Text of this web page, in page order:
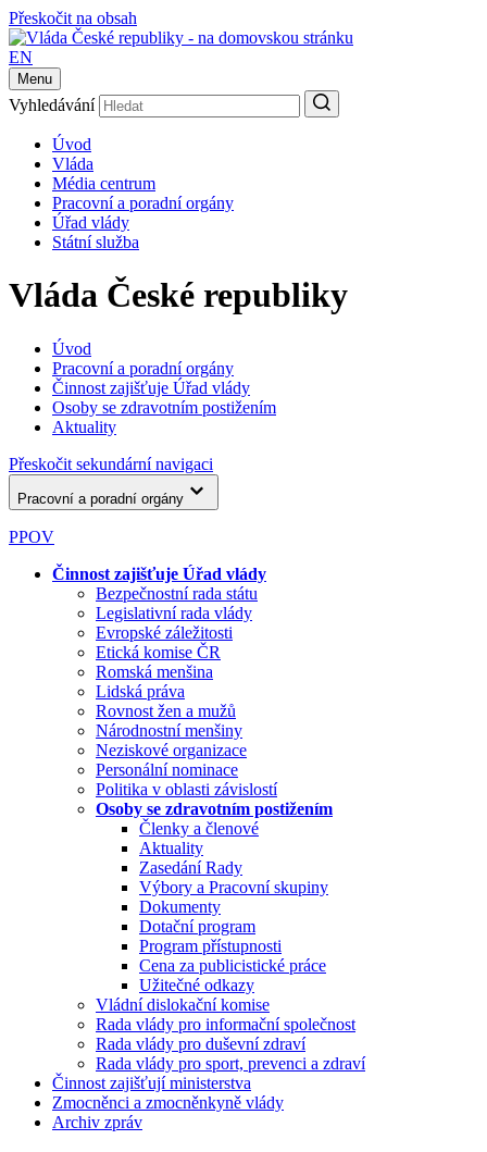
Přeskočit na obsah
EN
Menu
Vyhledávání
Úvod
Vláda
Média centrum
Pracovní a poradní orgány
Úřad vlády
Státní služba
Vláda České republiky
Úvod
Pracovní a poradní orgány
Činnost zajišťuje Úřad vlády
Osoby se zdravotním postižením
Aktuality
Přeskočit sekundární navigaci
Pracovní a poradní orgány
PPOV
Činnost zajišťuje Úřad vlády
Bezpečnostní rada státu
Legislativní rada vlády
Evropské záležitosti
Etická komise ČR
Romská menšina
Lidská práva
Rovnost žen a mužů
Národnostní menšiny
Neziskové organizace
Personální nominace
Politika v oblasti závislostí
Osoby se zdravotním postižením
Členky a členové
Aktuality
Zasedání Rady
Výbory a Pracovní skupiny
Dokumenty
Dotační program
Program přístupnosti
Cena za publicistické práce
Užitečné odkazy
Vládní dislokační komise
Rada vlády pro informační společnost
Rada vlády pro duševní zdraví
Rada vlády pro sport, prevenci a zdraví
Činnost zajišťují ministerstva
Zmocněnci a zmocněnkyně vlády
Archiv zpráv